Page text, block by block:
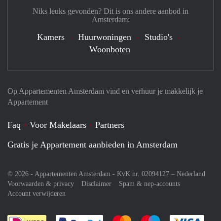
Op Appartementen Amsterdam vind en verhuur je makkelijk je
Appartement
Faq Voor Makelaars
Partners
Gratis je Appartement aanbieden in Amsterdam
© 2026 - Appartementen Amsterdam - KvK nr. 02094127 – Nederland
Voorwaarden & privacy
Disclaimer
Spam & nep-accounts
Account verwijderen
Niks leuks gevonden? Dit is ons andere aanbod in
Amsterdam:
Kamers Huurwoningen
Studio's
Woonboten